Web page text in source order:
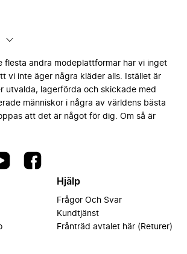
flesta andra modeplattformar har vi inget
vi inte äger några kläder alls. Istället är
utvalda, lagerförda och skickade med
människor i några av världens bästa
att det är något för dig. Om så är
Hjälp
Frågor Och Svar
Kundtjänst
Frånträd avtalet här (Returer)